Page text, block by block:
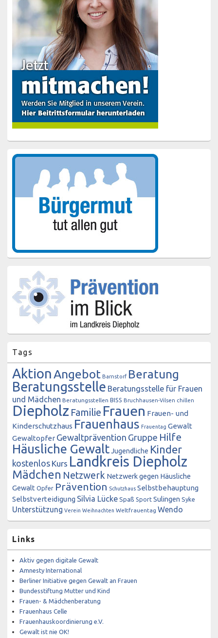
Tags
AktionAngebot Barnstorf Beratung
Beratungsstelle Beratungsstelle für Frauen
und Mädchen Beratungsstellen BISS Bruchhausen-Vilsen chillen
Diepholz Familie Frauen Frauen- und
Kinderschutzhaus Frauenhaus Frauentag Gewalt
Gewaltopfer Gewaltprävention Gruppe Hilfe
Häusliche GewaltJugendliche Kinder
kostenlos Kurs Landkreis Diepholz
Mädchen Netzwerk Netzwerk gegen Häusliche
Gewalt Opfer Prävention Schutzhaus Selbstbehauptung
Selbstverteidigung Silvia Lücke Spaß Sport Sulingen Syke
Unterstützung Verein Weihnachten Weltfrauentag Wendo
Links
Aktiv gegen digitale Gewalt
Amnesty International
Berliner Initiative gegen Gewalt an Frauen
Bundesstiftung Mutter und Kind
Frauen- & Mädchenberatung
Frauenhaus Celle
Frauenhauskoordinierung e.V.
Gewalt ist nie OK!